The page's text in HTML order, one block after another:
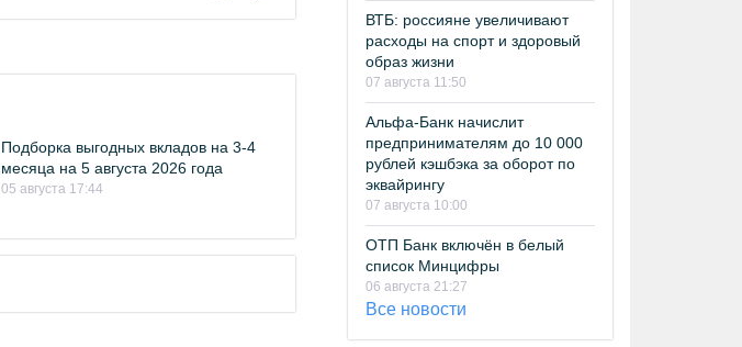
Подборка выгодных вкладов на 3-4
месяца на 5 августа 2026 года
05 августа 17:44
ВТБ: россияне увеличивают
расходы на спорт и здоровый
образ жизни
07 августа 11:50
Альфа-Банк начислит
предпринимателям до 10 000
рублей кэшбэка за оборот по
эквайрингу
07 августа 10:00
ОТП Банк включён в белый
список Минцифры
06 августа 21:27
Все новости